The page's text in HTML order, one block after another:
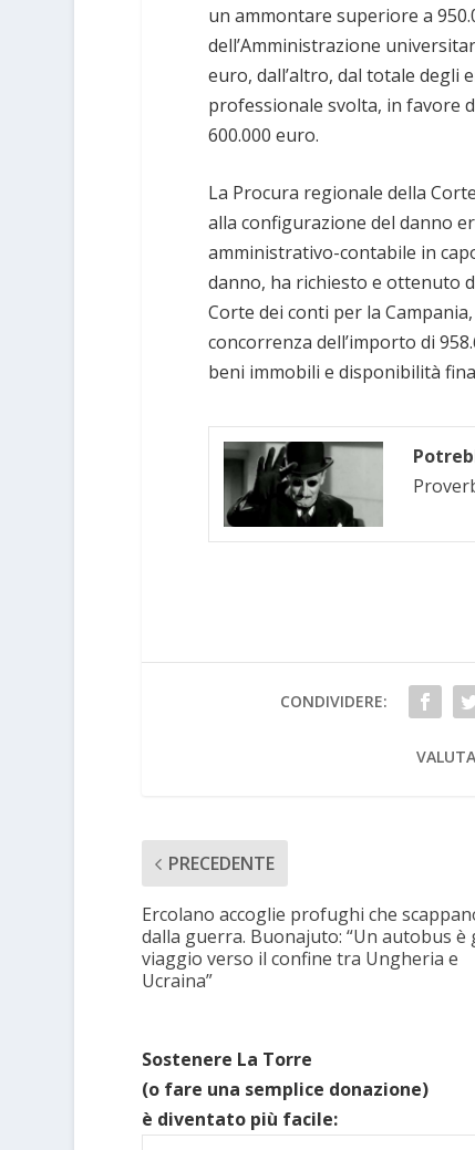
un ammontare superiore a
dell’Amministrazione
euro, dall’altro, dal totale degli
professionale svolta, in favore
600.000 euro.
La Procura regionale della
alla configurazione del danno
amministrativo-contabile in
danno, ha richiesto e ottenuto
Corte dei conti per la
concorrenza dell’importo di
beni immobili e disponibilità
CONDIVIDERE:
PRECEDENTE
Ercolano accoglie profughi che
dalla guerra. Buonajuto: “Un autobus è
viaggio verso il confine tra Ungheria e
Ucraina”
Sostenere La Torre
(o fare una semplice donazione)
è diventato più facile: